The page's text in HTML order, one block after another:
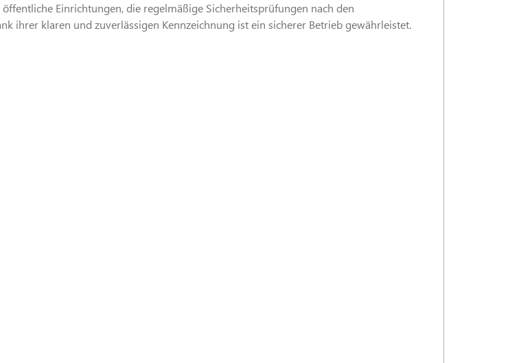
Einrichtungen, die regelmäßige Sicherheitsprüfungen nach den
ihrer klaren und zuverlässigen Kennzeichnung ist ein sicherer Betrieb gewährleistet.